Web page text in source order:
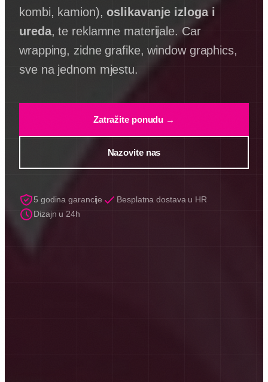
kombi, kamion),oslikavanje izloga i
ureda, te reklamne materijale. Car
wrapping, zidne grafike, window graphics,
sve na jednom mjestu.
Zatražite ponudu →
Nazovite nas
5 godina garancije
Besplatna dostava u HR
Dizajn u 24h